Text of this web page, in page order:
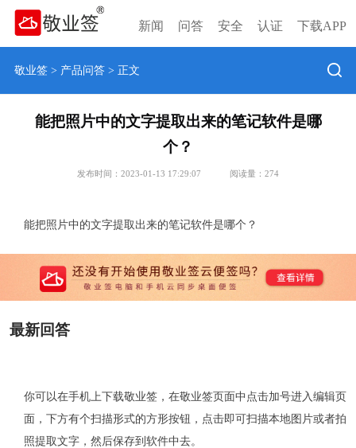
新闻 问答 安全 认证 下载APP
敬业签> 产品问答> 正文
能把照片中的文字提取出来的笔记软件是哪
个？
发布时间：2023-01-13 17:29:07 阅读量： 274
能把照片中的文字提取出来的笔记软件是哪个？
最新回答
你可以在手机上下载敬业签，在敬业签页面中点击加号进入编辑页
面， 下方有个扫描形式的方形按钮，点击即可扫描本地图片或者拍
照提取文字， 然后保存到软件中去。